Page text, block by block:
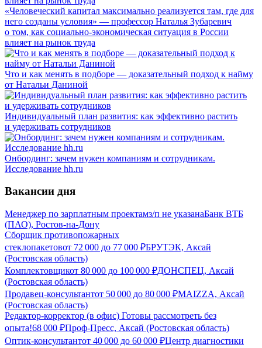
«Человеческий капитал максимально реализуется там, где для
него созданы условия» — профессор Наталья Зубаревич
о том, как социально-экономическая ситуация в России
влияет на рынок труда
Что и как менять в подборе — доказательный подход к найму
от Натальи Даниной
Индивидуальный план развития: как эффективно растить
и удерживать сотрудников
Онбординг: зачем нужен компаниям и сотрудникам.
Исследование hh.ru
Вакансии дня
Менеджер по зарплатным проектамз/п не указанаБанк ВТБ
(ПАО), Ростов-на-Дону
Сборщик противопожарных
стеклопакетовот 72 000 до 77 000 ₽БРУТЭК, Аксай
(Ростовская область)
Комплектовщикот 80 000 до 100 000 ₽ДОНСПЕЦ, Аксай
(Ростовская область)
Продавец-консультантот 50 000 до 80 000 ₽MAIZZA, Аксай
(Ростовская область)
Редактор-корректор (в офис) Готовы рассмотреть без
опыта!68 000 ₽Проф-Пресс, Аксай (Ростовская область)
Оптик-консультантот 40 000 до 60 000 ₽Центр диагностики